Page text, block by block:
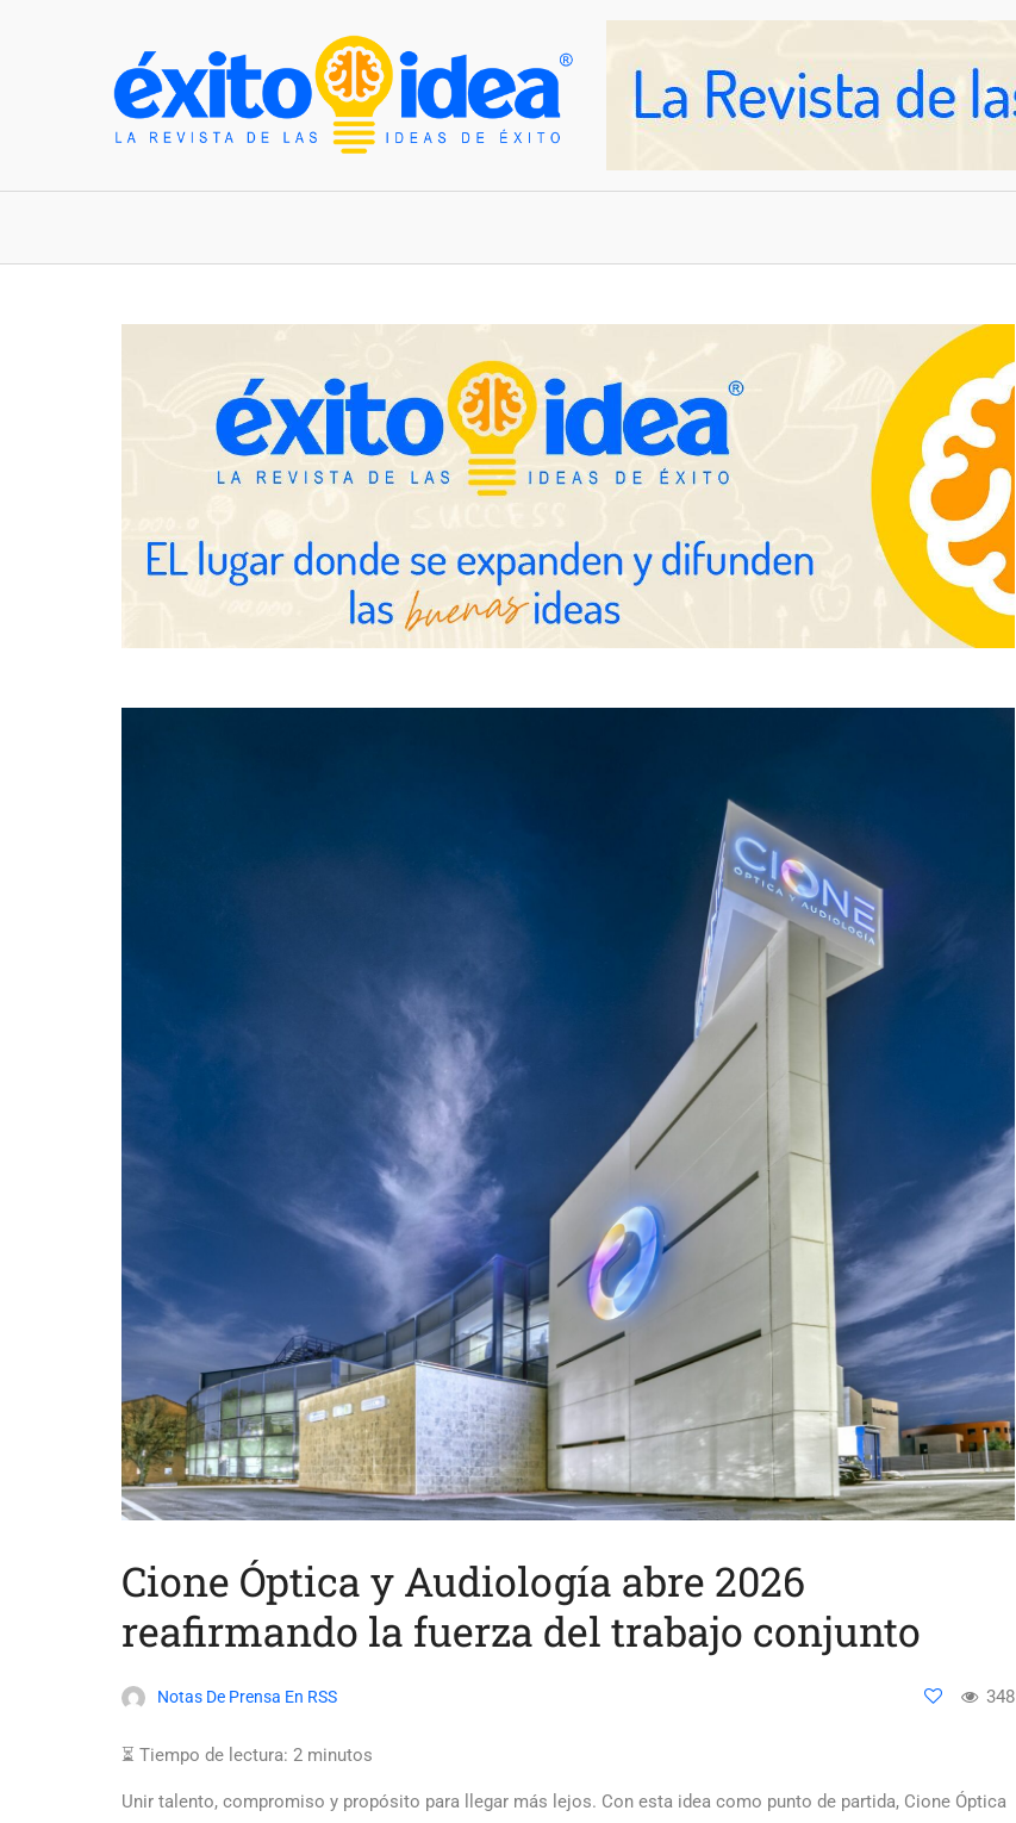
Cione Óptica y Audiología abre 2026
reafirmando la fuerza del trabajo conjunto
Notas De Prensa En RSS 348
⏳ Tiempo de lectura: 2 minutos
Unir talento, compromiso y propósito para llegar más lejos. Con esta idea como punto de partida, Cione Óptica